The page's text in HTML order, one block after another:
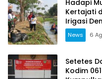
Hadapi
Kertajati
Irigasi
News 6
Setetes
Kodim